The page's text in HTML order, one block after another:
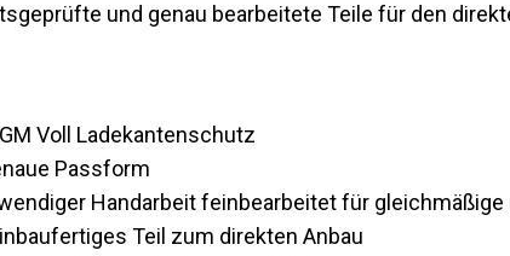
und genau bearbeitete Teile für den
Voll Ladekantenschutz
Passform
Handarbeit feinbearbeitet für
Teil zum direkten Anbau